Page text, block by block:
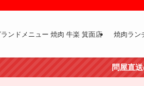
ランドメニュー 焼肉 牛楽 箕面店 焼肉ラン
問屋直送の安く